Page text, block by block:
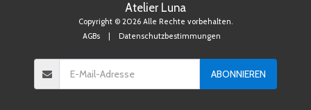
Atelier Luna
Copyright © 2026 Alle Rechte vorbehalten.
AGBs| Datenschutzbestimmungen
ABONNIEREN